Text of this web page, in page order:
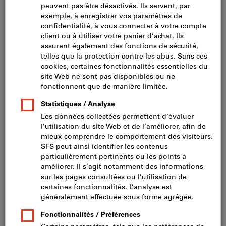
Cliquer pour agrandir l’image